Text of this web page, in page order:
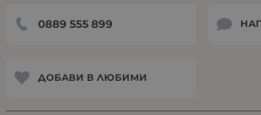
0889 555 899
ДОБАВИ В ЛЮБИМИ